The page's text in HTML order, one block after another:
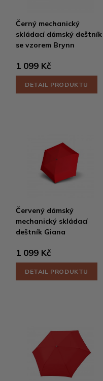
Černý mechanický
skládací dámský deštník
se vzorem Brynn
1 099 Kč
DETAIL PRODUKTU
Červený dámský
mechanický skládací
deštník Giana
1 099 Kč
DETAIL PRODUKTU